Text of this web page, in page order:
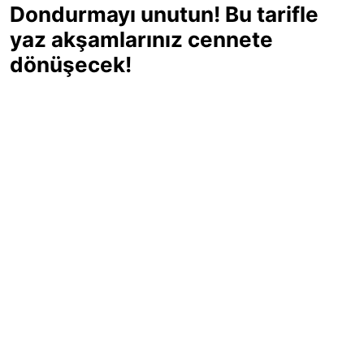
Dondurmayı unutun! Bu tarifle
yaz akşamlarınız cennete
dönüşecek!